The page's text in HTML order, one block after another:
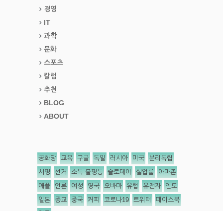
경영
IT
과학
문화
스포츠
칼럼
추천
BLOG
ABOUT
공화당 교육 구글 독일 러시아 미국 분리독립
서평 선거 소득 불평등 슬로데이 실업률 아마존
애플 언론 여성 영국 오바마 유럽 유전자 인도
일본 종교 중국 커피 코로나19 트위터 페이스북